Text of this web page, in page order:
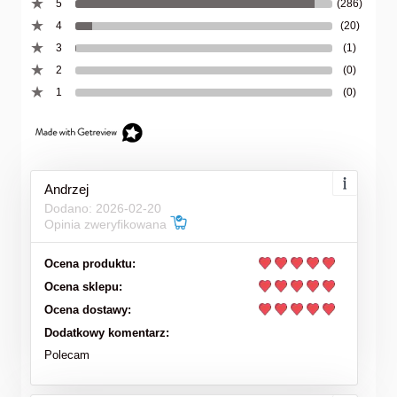
5
(286)
4
(20)
3
(1)
2
(0)
1
(0)
Andrzej
Dodano: 2026-02-20
Opinia zweryfikowana
Ocena produktu:
Ocena sklepu:
Ocena dostawy:
Dodatkowy komentarz:
Polecam